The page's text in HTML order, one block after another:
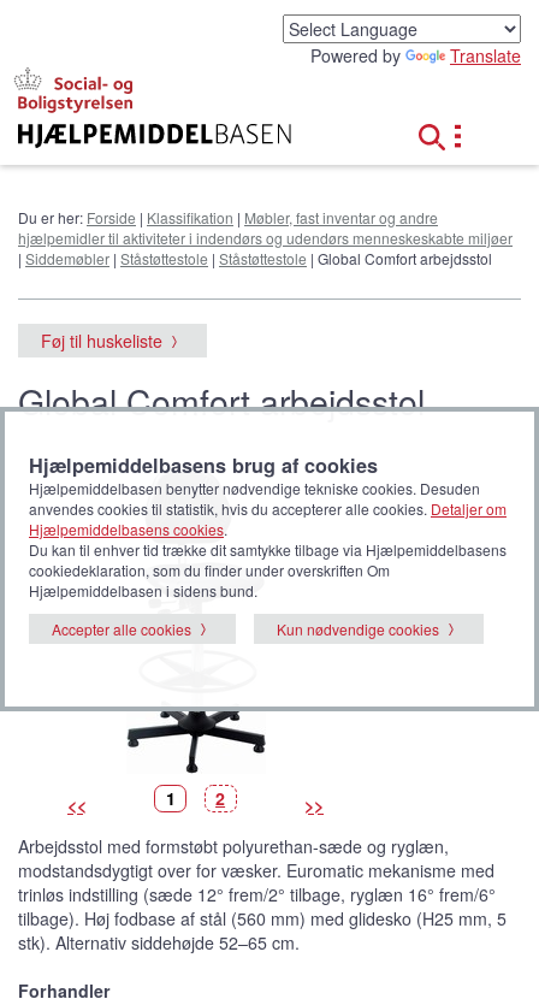
Powered by Translate
Du er her: Forside | Klassifikation | Møbler, fast inventar og andre
hjælpemidler til aktiviteter i indendørs og udendørs menneskeskabte miljøer
| Siddemøbler | Ståstøttestole | Ståstøttestole | Global Comfort arbejdsstol
Føj til huskeliste
Global Comfort arbejdsstol
<< >>
B
i
e
d
e
1V
t
b
i
l
l
e
d
e
)
B
i
l
e
d
e
2
Arbejdsstol med formstøbt polyurethan-sæde og ryglæn,
modstandsdygtigt over for væsker. Euromatic mekanisme med
trinløs indstilling (sæde 12° frem/2° tilbage, ryglæn 16° frem/6°
tilbage). Høj fodbase af stål (560 mm) med glidesko (H25 mm, 5
stk). Alternativ siddehøjde 52–65 cm.
Forhandler
Hjælpemiddelbasens brug af cookies
Hjælpemiddelbasen benytter nødvendige tekniske cookies. Desuden
anvendes cookies til statistik, hvis du accepterer alle cookies. Detaljer om
Hjælpemiddelbasens cookies.
Du kan til enhver tid trække dit samtykke tilbage via Hjælpemiddelbasens
cookiedeklaration, som du finder under overskriften Om
Hjælpemiddelbasen i sidens bund.
Accepter alle cookies
Kun nødvendige cookies